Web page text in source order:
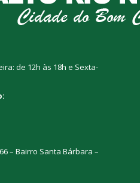
de 12h às 18h e Sexta-
– Bairro Santa Bárbara –